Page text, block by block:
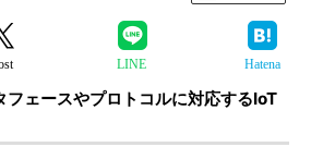
LINE Hatena
フェースやプロトコルに対応するIoT